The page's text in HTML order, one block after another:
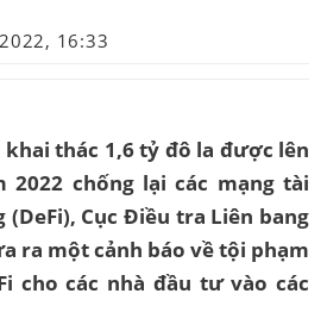
16:33
thác 1,6 tỷ đô la được lên
2022 chống lại các mạng tài
Cục Điều tra Liên bang
ra một cảnh báo về tội phạm
cho các nhà đầu tư vào các